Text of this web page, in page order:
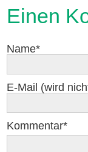
Einen
Pflichtfeld
Name*
Pflichtfeld
E-Mail (wird
Pflichtfeld
Kommentar*